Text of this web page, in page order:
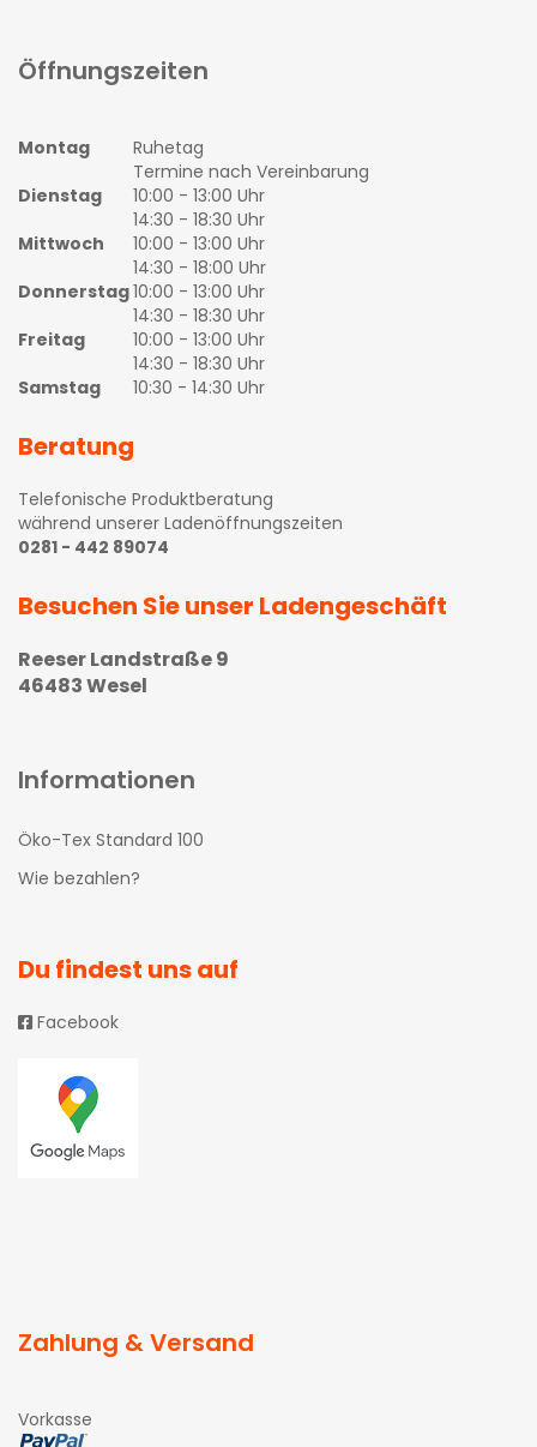
Öffnungszeiten
Montag
Ruhetag
Termine nach Vereinbarung
Dienstag
10:00 - 13:00 Uhr
14:30 - 18:30 Uhr
Mittwoch
10:00 - 13:00 Uhr
14:30 - 18:00 Uhr
Donnerstag10:00 - 13:00 Uhr
14:30 - 18:30 Uhr
Freitag
10:00 - 13:00 Uhr
14:30 - 18:30 Uhr
Samstag
10:30 - 14:30 Uhr
Beratung
Telefonische Produktberatung
während unserer Ladenöffnungszeiten
0281 - 442 89074
Besuchen Sie unser Ladengeschäft
Reeser Landstraße 9
46483 Wesel
Informationen
Öko-Tex Standard 100
Wie bezahlen?
Du findest uns auf
Facebook
Zahlung & Versand
Vorkasse